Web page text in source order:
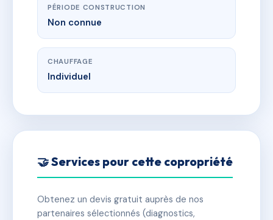
PÉRIODE CONSTRUCTION
Non connue
CHAUFFAGE
Individuel
🤝 Services pour cette copropriété
Obtenez un devis gratuit auprès de nos
partenaires sélectionnés (diagnostics,